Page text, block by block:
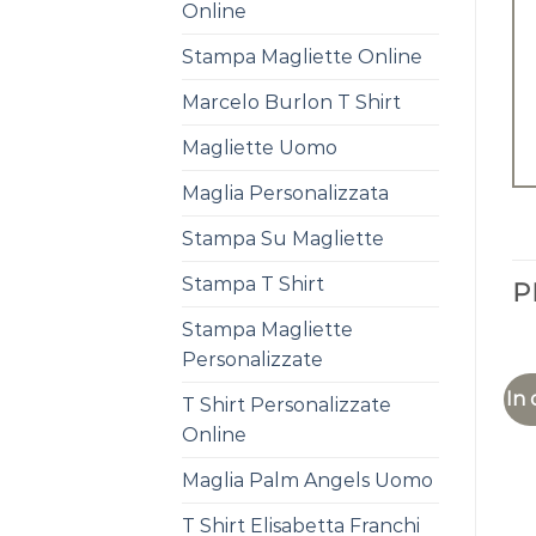
Online
Stampa Magliette Online
Marcelo Burlon T Shirt
Magliette Uomo
Maglia Personalizzata
Stampa Su Magliette
Stampa T Shirt
Stampa Magliette
Personalizzate
T Shirt Personalizzate
Online
Maglia Palm Angels Uomo
T Shirt Elisabetta Franchi
In